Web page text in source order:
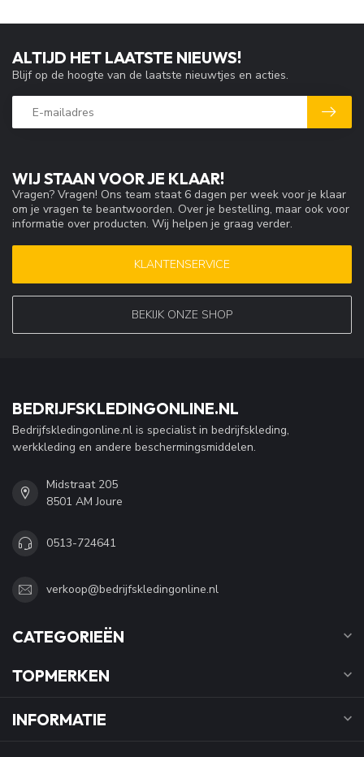
WIJ STAAN VOOR JE KLAAR!
Vragen? Vragen! Ons team staat 6 dagen per week voor je klaar
om je vragen te beantwoorden. Over je bestelling, maar ook voor
informatie over producten. Wij helpen je graag verder.
KLANTENSERVICE
BEKIJK ONZE SHOP
ALTIJD HET LAATSTE NIEUWS!
Blijf op de hoogte van de laatste nieuwtjes en acties.
BEDRIJFSKLEDINGONLINE.NL
Bedrijfskledingonline.nl is specialist in bedrijfskleding,
werkkleding en andere beschermingsmiddelen.
Midstraat 205
8501 AM Joure
0513-724641
verkoop@bedrijfskledingonline.nl
CATEGORIEËN
TOPMERKEN
INFORMATIE